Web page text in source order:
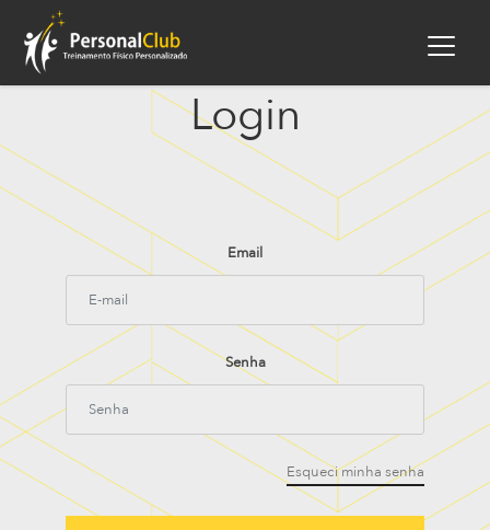
Login
Email
Senha
Esqueci minha senha